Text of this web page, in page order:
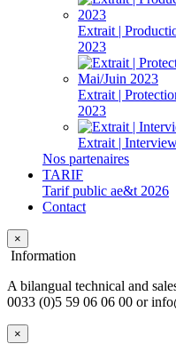
Extrait |
2023
Extrait |
2023
Extrait |
Nos partenaires
TARIF
Tarif public ae&t 2026
Contact
×
Information
A bilangual technical and
0033 (0)5 59 06 06 00 or
×